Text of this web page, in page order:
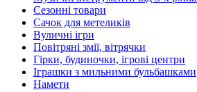
Сезонні товари
Сачок для метеликів
Вуличні ігри
Повітряні змії, вітрячки
Гірки, будиночки, ігрові центри
Іграшки з мильними бульбашками
Намети